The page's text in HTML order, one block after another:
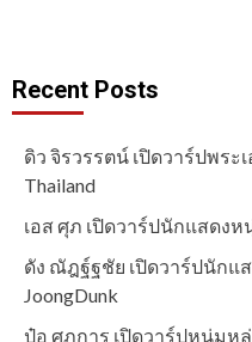
Recent Posts
ดิว จิรวรรตน์ เปิดวาร์ปพร
Thailand
เอส ศุภ เปิดวาร์ปนักแสดง
ดัง ณัฎฐ์ฐชัย เปิดวาร์ปนัก
JoongDunk
ป๋อ ศุภการ เปิดวาร์ปหนุ่มห